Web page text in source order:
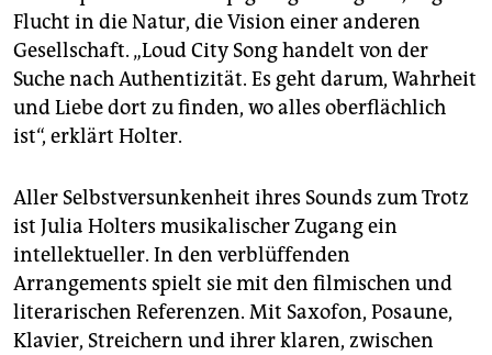
Flucht in die Natur, die Vision einer anderen
Gesellschaft. „Loud City Song handelt von der
Suche nach Authentizität. Es geht darum, Wahrheit
und Liebe dort zu finden, wo alles oberflächlich
ist“, erklärt Holter.
Aller Selbstversunkenheit ihres Sounds zum Trotz
ist Julia Holters musikalischer Zugang ein
intellektueller. In den verblüffenden
Arrangements spielt sie mit den filmischen und
literarischen Referenzen. Mit Saxofon, Posaune,
Klavier, Streichern und ihrer klaren, zwischen